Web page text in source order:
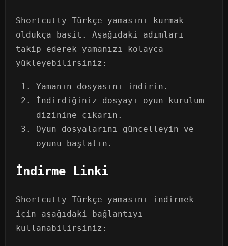
Shortcutty Türkçe yamasını kurmak
oldukça basit. Aşağıdaki adımları
takip ederek yamanızı kolayca
yükleyebilirsiniz:
Yamanın dosyasını indirin.
İndirdiğiniz dosyayı oyun kurulum
dizinine çıkarın.
Oyun dosyalarını güncelleyin ve
oyunu başlatın.
İndirme Linki
Shortcutty Türkçe yamasını indirmek
için aşağıdaki bağlantıyı
kullanabilirsiniz: